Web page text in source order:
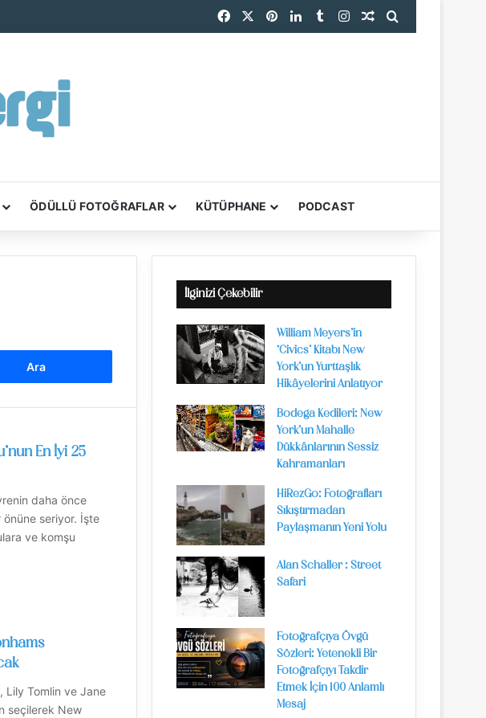
Görüntülendi Facebook PinterestLinkedInTumblrInstagramRastgele Makale
ÖDÜLLÜ FOTOĞRAFLAR KÜTÜPHANE PODCAST
En İyi 25
daha önce
önüne seriyor. İşte
ve komşu
Lily Tomlin ve Jane
seçilerek New
İlginizi Çekebilir
William Meyers’in
‘Civics’ Kitabı New
York’un Yurttaşlık
Hikâyelerini Anlatıyor
Bodega Kedileri: New
York’un Mahalle
Dükkânlarının Sessiz
Kahramanları
HiRezGo: Fotoğrafları
Sıkıştırmadan
Paylaşmanın Yeni Yolu
Alan Schaller : Street
Safari
Fotoğrafçıya Övgü
Sözleri: Yetenekli Bir
Fotoğrafçıyı Takdir
Etmek İçin 100 Anlamlı
Mesaj